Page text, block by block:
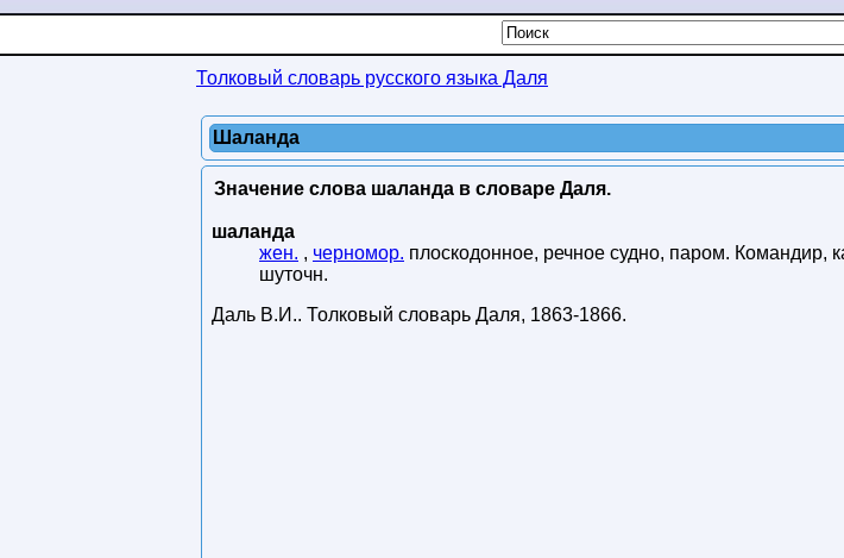
Толковый словарь русского языка Даля
Шаланда
Значение слова шаланда в словаре Даля.
шаланда
жен. , черномор. плоскодонное, речное судно, паром. Командир,
шуточн.
Даль В.И.. Толковый словарь Даля, 1863-1866.